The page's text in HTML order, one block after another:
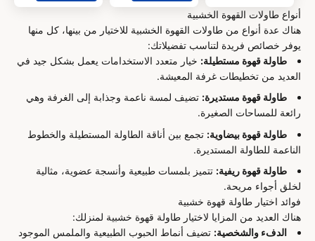
أنواع طاولات القهوة الخشبية
هناك عدة أنواع من طاولات القهوة الخشبية للاختيار من بينها، كل منها
يوفر خصائص فريدة لتناسب تفضيلاتك:
طاولة قهوة مستطيلة: خيار متعدد الاستخدامات يعمل بشكل جيد في
العديد من تخطيطات غرفة المعيشة.
طاولة قهوة مستديرة: تضيف لمسة ناعمة وجذابة إلى الغرفة وهي
رائعة للمساحات الصغيرة.
طاولة قهوة بيضاوية: تجمع بين أناقة الطاولة المستطيلة والخطوط
الناعمة للطاولة المستديرة.
طاولة قهوة ريفية: تتميز بلمسات طبيعية وأنسجة عضوية، مثالية
لخلق أجواء مريحة.
فوائد اختيار طاولة قهوة خشبية
هناك العديد من المزايا لاختيار طاولة قهوة خشبية لمنزلك:
الدفء والشخصية: تضيف أنماط الحبوب الطبيعية والملمس الموجود